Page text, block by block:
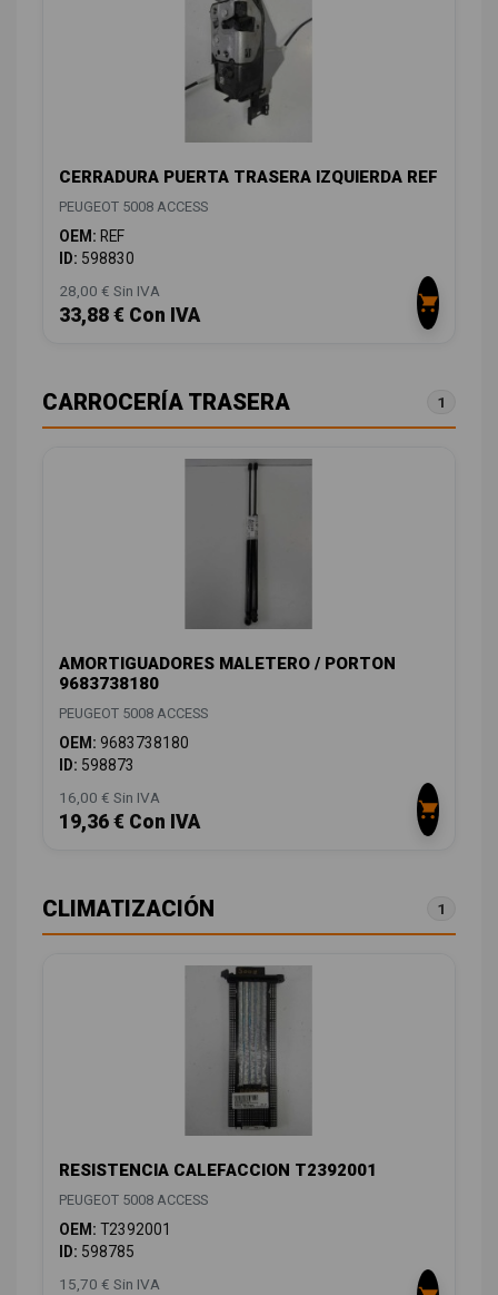
CERRADURA PUERTA TRASERA IZQUIERDA REF
PEUGEOT 5008 ACCESS
OEM: REF
ID: 598830
28,00 € Sin IVA
33,88 € Con IVA
CARROCERÍA TRASERA 1
AMORTIGUADORES MALETERO / PORTON
9683738180
PEUGEOT 5008 ACCESS
OEM: 9683738180
ID: 598873
16,00 € Sin IVA
19,36 € Con IVA
CLIMATIZACIÓN 1
RESISTENCIA CALEFACCION T2392001
PEUGEOT 5008 ACCESS
OEM: T2392001
ID: 598785
15,70 € Sin IVA